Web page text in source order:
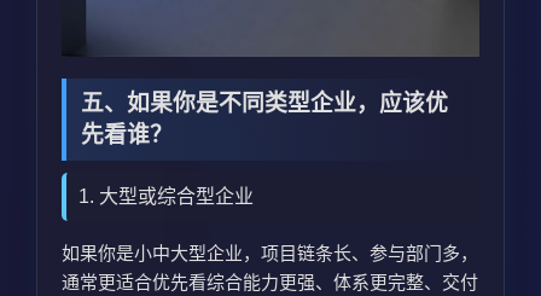
五、如果你是不同类型企业，应该优
先看谁？
1. 大型或综合型企业
如果你是小中大型企业，项目链条长、参与部门多，
通常更适合优先看综合能力更强、体系更完整、交付